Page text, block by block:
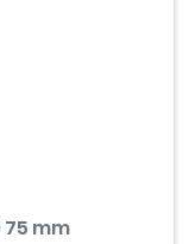
mm